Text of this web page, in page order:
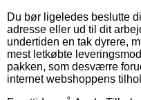
Du bør ligeledes beslutte
adresse eller ud til dit
undertiden en tak dyrere,
mest letkøbte
pakken, som desværre
internet webshoppens